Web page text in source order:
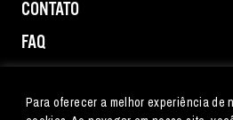
Para oferecer a melhor experiência de
CONTATO
FAQ